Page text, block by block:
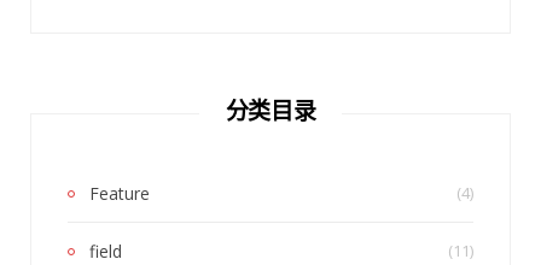
分类目录
Feature (4)
field (11)